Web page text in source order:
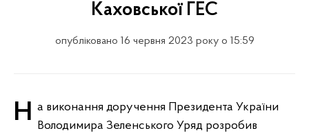
Каховської ГЕС
опубліковано 16 червня 2023 року о 15:59
На виконання доручення Президента України Володимира Зеленського Уряд розробив